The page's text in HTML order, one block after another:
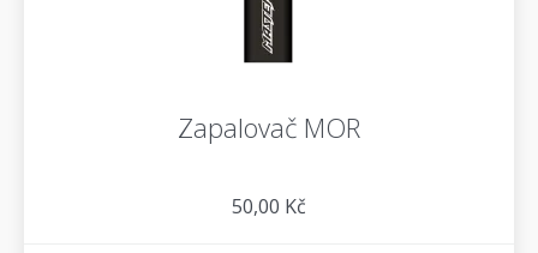
Zapalovač MOR
50,00 Kč